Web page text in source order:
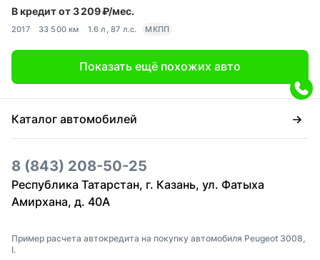
В кредит от 3 209 ₽/мес.
2017 33 500 км 1.6 л, 87 л.с. МКПП
Показать ещё похожих авто
Каталог автомобилей
8 (843) 208-50-25
Республика Татарстан, г. Казань, ул. Фатыха
Амирхана, д. 40А
Пример расчета автокредита на покупку автомобиля Peugeot 3008,
I.